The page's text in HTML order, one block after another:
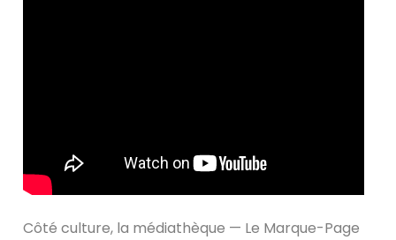
Côté culture, la médiathèque — Le Marque-Page